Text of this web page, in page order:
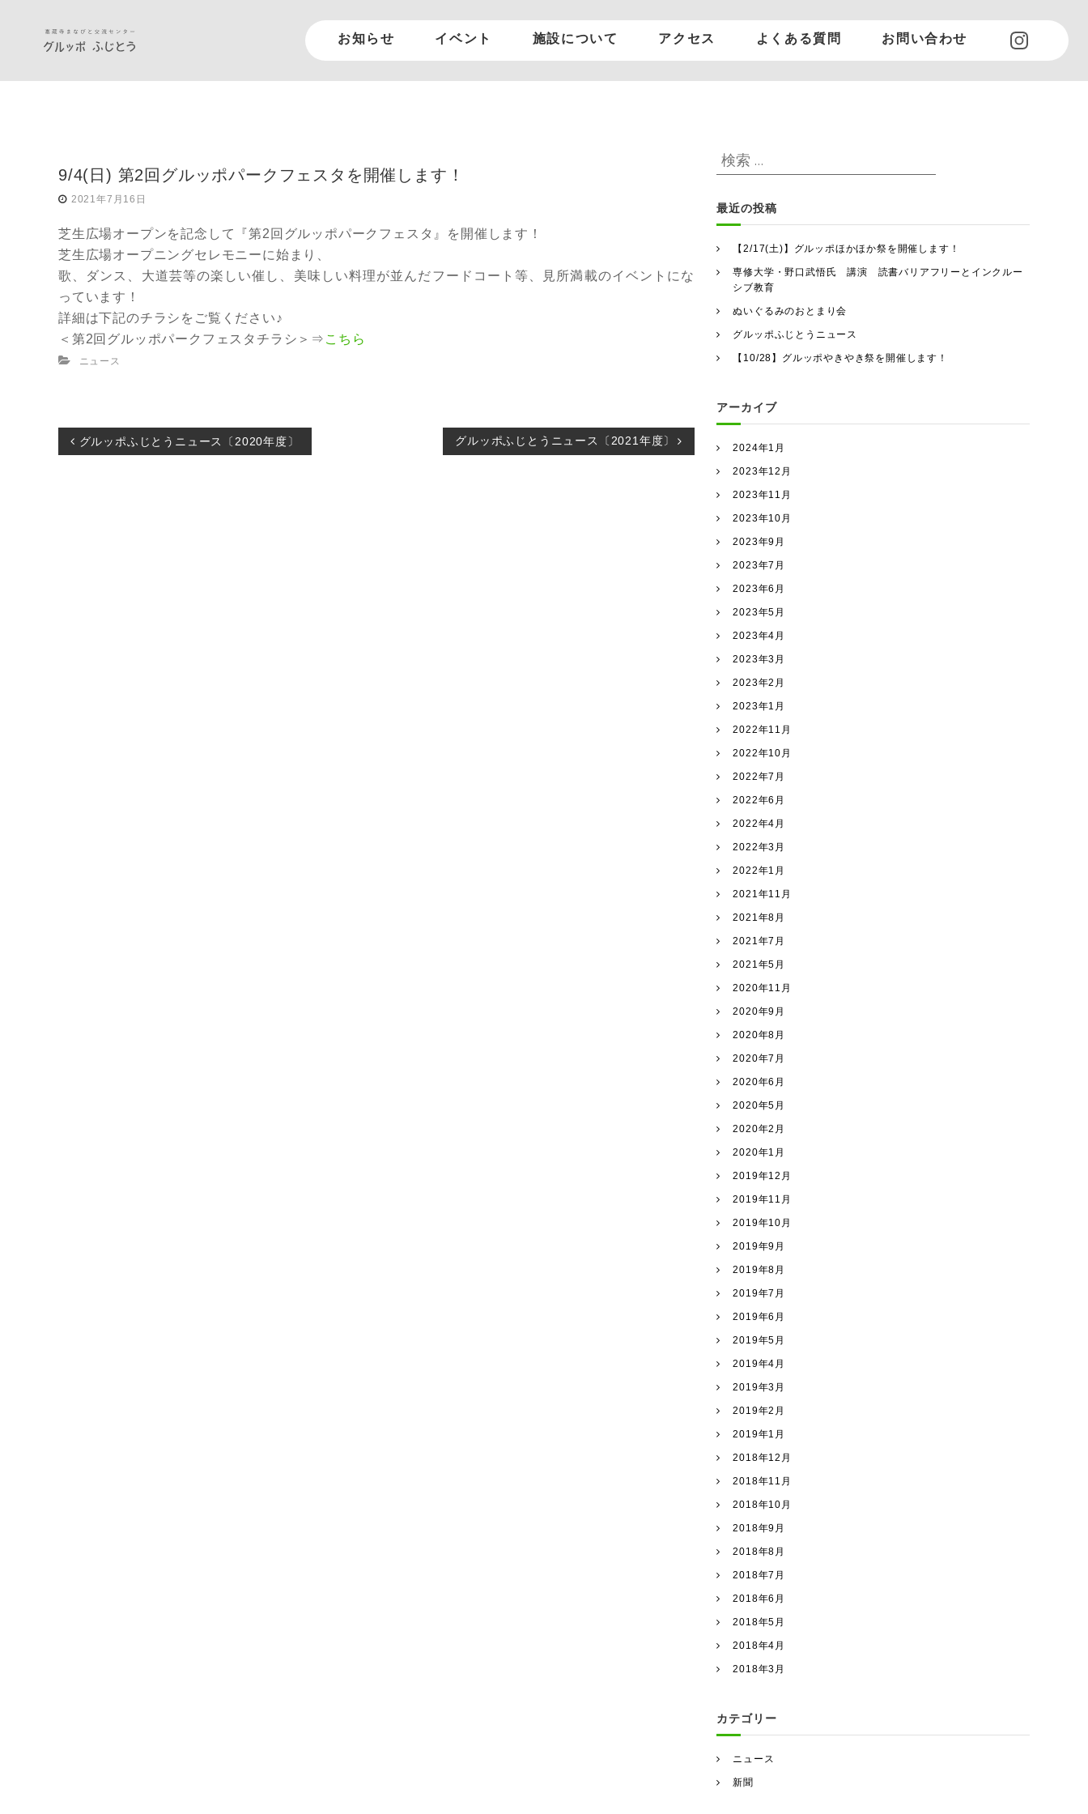
お知らせ イベント 施設について アクセス よくある質問 お問い合わせ
9/4(日) 第2回グルッポパークフェスタを開催します！
2021年7月16日
芝生広場オープンを記念して『第2回グルッポパークフェスタ』を開催します！
芝生広場オープニングセレモニーに始まり、
歌、ダンス、大道芸等の楽しい催し、美味しい料理が並んだフードコート等、見所満載のイベントにな
っています！
詳細は下記のチラシをご覧ください♪
＜第2回グルッポパークフェスタチラシ＞⇒ こちら
ニュース
投グルッポふじとうニュース〔2020年度〕 グルッポふじとうニュース〔2021年度〕
検
索
象
最近の投稿
【2/17(土)】グルッポほかほか祭を開催します！
専修大学・野口武悟氏 講演 読書バリアフリーとインクルー
シブ教育
ぬいぐるみのおとまり会
グルッポふじとうニュース
【10/28】グルッポやきやき祭を開催します！
アーカイブ
2024年1月
2023年12月
2023年11月
2023年10月
2023年9月
2023年7月
2023年6月
2023年5月
2023年4月
2023年3月
2023年2月
2023年1月
2022年11月
2022年10月
2022年7月
2022年6月
2022年4月
2022年3月
2022年1月
2021年11月
2021年8月
2021年7月
2021年5月
2020年11月
2020年9月
2020年8月
2020年7月
2020年6月
2020年5月
2020年2月
2020年1月
2019年12月
2019年11月
2019年10月
2019年9月
2019年8月
2019年7月
2019年6月
2019年5月
2019年4月
2019年3月
2019年2月
2019年1月
2018年12月
2018年11月
2018年10月
2018年9月
2018年8月
2018年7月
2018年6月
2018年5月
2018年4月
2018年3月
カテゴリー
ニュース
新聞